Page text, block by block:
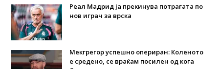
Реал Мадрид ја прекинува потрагата по
нов играч за врска
Мекгрегор успешно опериран: Коленото
е средено, се враќам посилен од кога